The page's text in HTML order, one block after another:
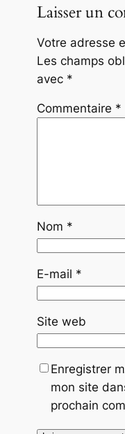
Laisser un
Votre adresse
Les champs
avec *
Commentaire *
Nom *
E-mail *
Site web
Enregistrer
mon site
prochain